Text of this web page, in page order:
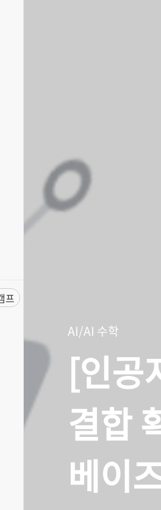
프
AI/AI 수학
[인
결합
베이